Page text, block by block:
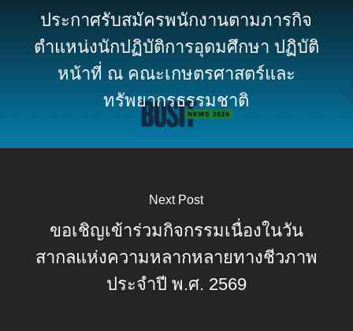
ประกาศรับสมัครพนักงานตามภารกิจ
ตำแหน่งนักปฏิบัติการอุดมศึกษา ปฏิบัติ
หน้าที่ ณ คณะเกษตรศาสตร์และ
ทรัพยากรธรรมชาติ
Next Post
ขอเชิญเข้าร่วมกิจกรรมเนื่องในวัน
สากลแห่งความหลากหลายทางชีวภาพ
ประจำปี พ.ศ. 2569